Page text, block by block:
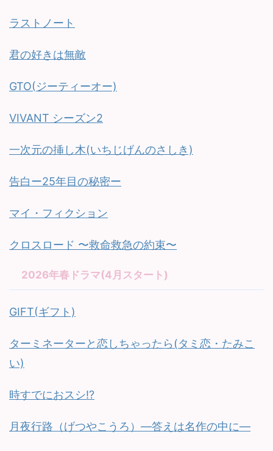
ラストノート
君の好きは無敵
GTO(ジーティーオー)
VIVANT シーズン2
一次元の挿し木(いちじげんのさしき)
告白ー25年目の秘密ー
マイ・フィクション
クロスロード 〜救命救急の約束〜
2026年春ドラマ(4月スタート)
GIFT(ギフト)
ターミネーターと恋しちゃったら(タミ恋・たみこ
い)
時すでにおスシ!?
月夜行路（げつやこうろ）—答えは名作の中に—